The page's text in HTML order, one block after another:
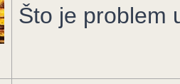
Što je problem